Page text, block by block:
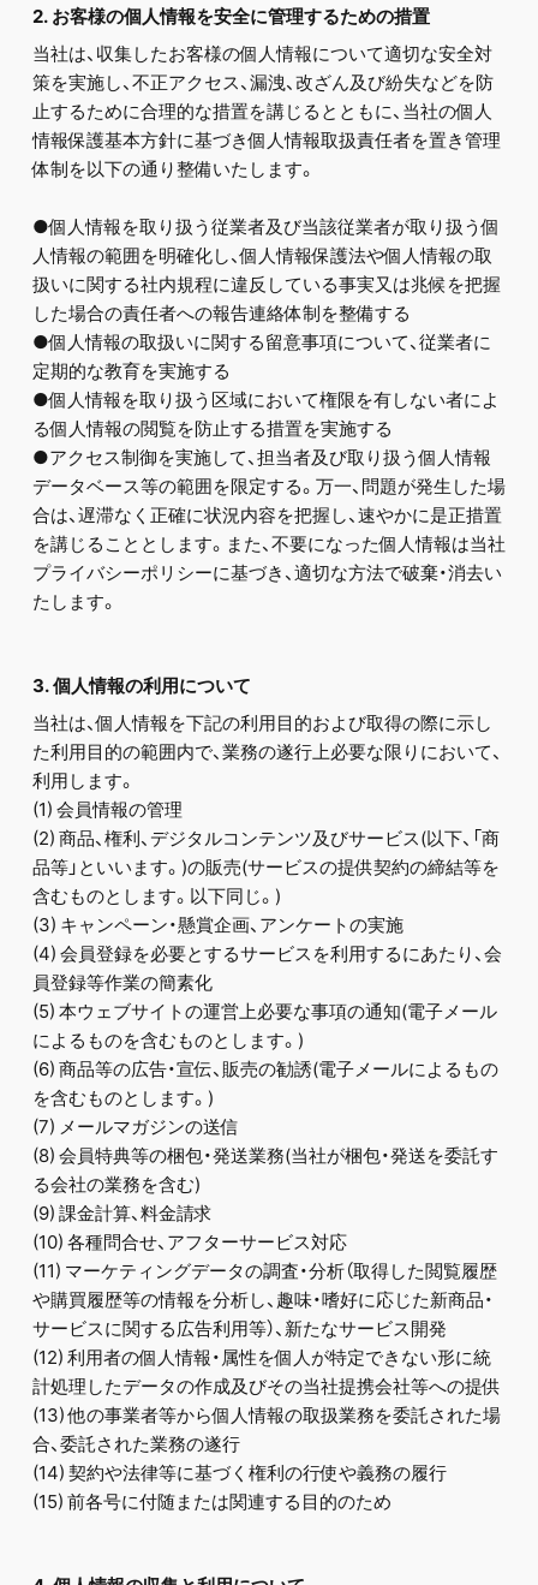
2. お客様の個人情報を安全に管理するための措置
当社は、収集したお客様の個人情報について適切な安全対
策を実施し、不正アクセス、漏洩、改ざん及び紛失などを防
止するために合理的な措置を講じるとともに、当社の個人
情報保護基本方針に基づき個人情報取扱責任者を置き管理
体制を以下の通り整備いたします。
●個人情報を取り扱う従業者及び当該従業者が取り扱う個
人情報の範囲を明確化し、個人情報保護法や個人情報の取
扱いに関する社内規程に違反している事実又は兆候を把握
した場合の責任者への報告連絡体制を整備する
●個人情報の取扱いに関する留意事項について、従業者に
定期的な教育を実施する
●個人情報を取り扱う区域において権限を有しない者によ
る個人情報の閲覧を防止する措置を実施する
●アクセス制御を実施して、担当者及び取り扱う個人情報
データベース等の範囲を限定する。万一、問題が発生した場
合は、遅滞なく正確に状況内容を把握し、速やかに是正措置
を講じることとします。また、不要になった個人情報は当社
プライバシーポリシーに基づき、適切な方法で破棄・消去い
たします。
3. 個人情報の利用について
当社は、個人情報を下記の利用目的および取得の際に示し
た利用目的の範囲内で、業務の遂行上必要な限りにおいて、
利用します。
(1) 会員情報の管理
(2) 商品、権利、デジタルコンテンツ及びサービス(以下、「商
品等」といいます。)の販売(サービスの提供契約の締結等を
含むものとします。以下同じ。)
(3) キャンペーン・懸賞企画、アンケートの実施
(4) 会員登録を必要とするサービスを利用するにあたり、会
員登録等作業の簡素化
(5) 本ウェブサイトの運営上必要な事項の通知(電子メール
によるものを含むものとします。)
(6) 商品等の広告・宣伝、販売の勧誘(電子メールによるもの
を含むものとします。)
(7) メールマガジンの送信
(8) 会員特典等の梱包・発送業務(当社が梱包・発送を委託す
る会社の業務を含む)
(9) 課金計算、料金請求
(10) 各種問合せ、アフターサービス対応
(11) マーケティングデータの調査・分析（取得した閲覧履歴
や購買履歴等の情報を分析し、趣味・嗜好に応じた新商品・
サービスに関する広告利用等）、新たなサービス開発
(12) 利用者の個人情報・属性を個人が特定できない形に統
計処理したデータの作成及びその当社提携会社等への提供
(13) 他の事業者等から個人情報の取扱業務を委託された場
合、委託された業務の遂行
(14) 契約や法律等に基づく権利の行使や義務の履行
(15) 前各号に付随または関連する目的のため